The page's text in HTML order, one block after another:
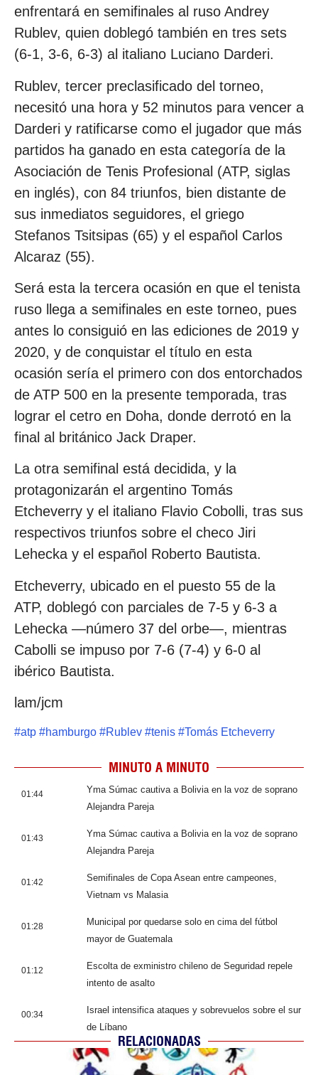
enfrentará en semifinales al ruso Andrey
Rublev, quien doblegó también en tres sets
(6-1, 3-6, 6-3) al italiano Luciano Darderi.
Rublev, tercer preclasificado del torneo,
necesitó una hora y 52 minutos para vencer a
Darderi y ratificarse como el jugador que más
partidos ha ganado en esta categoría de la
Asociación de Tenis Profesional (ATP, siglas
en inglés), con 84 triunfos, bien distante de
sus inmediatos seguidores, el griego
Stefanos Tsitsipas (65) y el español Carlos
Alcaraz (55).
Será esta la tercera ocasión en que el tenista
ruso llega a semifinales en este torneo, pues
antes lo consiguió en las ediciones de 2019 y
2020, y de conquistar el título en esta
ocasión sería el primero con dos entorchados
de ATP 500 en la presente temporada, tras
lograr el cetro en Doha, donde derrotó en la
final al británico Jack Draper.
La otra semifinal está decidida, y la
protagonizarán el argentino Tomás
Etcheverry y el italiano Flavio Cobolli, tras sus
respectivos triunfos sobre el checo Jiri
Lehecka y el español Roberto Bautista.
Etcheverry, ubicado en el puesto 55 de la
ATP, doblegó con parciales de 7-5 y 6-3 a
Lehecka —número 37 del orbe—, mientras
Cabolli se impuso por 7-6 (7-4) y 6-0 al
ibérico Bautista.
lam/jcm
#atp #hamburgo #Rublev #tenis #Tomás Etcheverry
MINUTO A MINUTO
01:44
Yma Súmac cautiva a Bolivia en la voz de soprano
Alejandra Pareja
01:43
Yma Súmac cautiva a Bolivia en la voz de soprano
Alejandra Pareja
01:42
Semifinales de Copa Asean entre campeones,
Vietnam vs Malasia
01:28
Municipal por quedarse solo en cima del fútbol
mayor de Guatemala
01:12
Escolta de exministro chileno de Seguridad repele
intento de asalto
00:34
Israel intensifica ataques y sobrevuelos sobre el sur
de Líbano
RELACIONADAS